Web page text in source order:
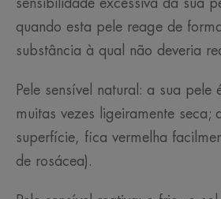
sensibilidade excessiva da sua
quando esta pele reage de
substância à qual não deveria
Pele sensível natural: a sua pele
muitas vezes ligeiramente seca;
superfície, fica vermelha
de rosácea).